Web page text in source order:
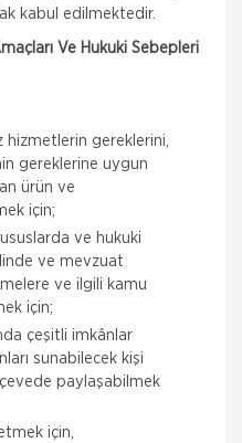
kabul edilmektedir.
Ve Hukuki Sebepleri
hizmetlerin gereklerini,
gereklerine uygun
ürün ve
için;
ve hukuki
ve mevzuat
ve ilgili kamu
için;
çeşitli imkânlar
sunabilecek kişi
paylaşabilmek
için,